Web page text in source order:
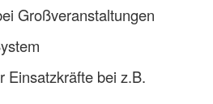
Großveranstaltungen
Einsatzkräfte bei z.B.